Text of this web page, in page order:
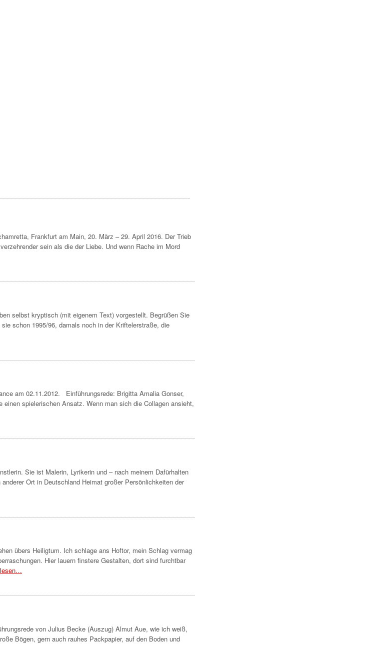
Frankfurt am Main, 20. März – 29. April 2016. Der Trieb
sein als die der Liebe. Und wenn Rache im Mord
selbst kryptisch (mit eigenem Text) vorgestellt. Begrüßen Sie
schon 1995/96, damals noch in der Kriftelerstraße, die
am 02.11.2012. Einführungsrede: Brigitta Amalia Gonser,
spielerischen Ansatz. Wenn man sich die Collagen ansieht,
Sie ist Malerin, Lyrikerin und – nach meinem Dafürhalten
Ort in Deutschland Heimat großer Persönlichkeiten der
übers Heiligtum. Ich schlage ans Hoftor, mein Schlag vermag
Hier lauern finstere Gestalten, dort sind furchtbar
von Julius Becke (Auszug) Almut Aue, wie ich weiß,
Bögen, gern auch rauhes Packpapier, auf den Boden und